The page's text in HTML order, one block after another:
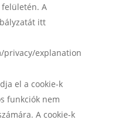
felületén. A
itt
privacy/explanation
el a cookie-k
funkciók nem
A cookie-k